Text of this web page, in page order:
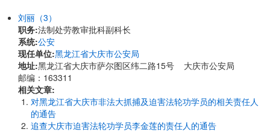
刘丽（3）
职务:法制处劳教审批科副科长
系统:公安
现任单位:黑龙江省大庆市公安局
地址:黑龙江省大庆市萨尔图区纬二路15号 大庆市公安局
邮编：163311
相关文章:
对黑龙江省大庆市非法大抓捕及迫害法轮功学员的相关责任人
的通告
追查大庆市迫害法轮功学员李金莲的责任人的通告